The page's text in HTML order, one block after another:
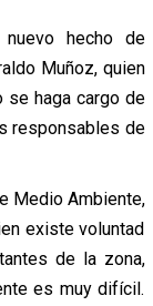
hecho de
Muñoz, quien
se haga cargo de
responsables de
Medio Ambiente,
existe voluntad
de la zona,
es muy difícil.